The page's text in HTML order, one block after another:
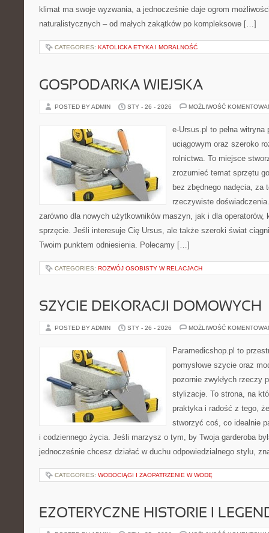
klimat ma swoje wyzwania, a jednocześnie daje ogrom
naturalistycznych – od małych zakątków po kompleksowe […]
CATEGORIES: KATOLICKA ETYKA I MORALNOŚĆ
GOSPODARKA WIEJSKA
POSTED BY ADMIN STY - 26 - 2026 MOŻLIWOŚĆ
e-Ursus.pl to pełna
uciągowym oraz szeroko
rolnictwa. To miejsce
zrozumieć temat sprzętu
bez zbędnego nadęcia, za
rzeczywiste
zarówno dla nowych użytkowników maszyn, jak i dla operatorów,
sprzęcie. Jeśli interesuje Cię Ursus, ale także szeroki świat
Twoim punktem odniesienia. Polecamy […]
CATEGORIES: ROZWÓJ OSOBISTY W RELACJACH
SZYCIE DEKORACJI DOMOWYCH
POSTED BY ADMIN STY - 26 - 2026 MOŻLIWOŚĆ
Paramedicshop.pl to
pomysłowe szycie oraz
pozornie zwykłych rzeczy
stylizacje. To strona, na
praktyka i radość z tego,
stworzyć coś, co idealnie
i codziennego życia. Jeśli marzysz o tym, by Twoja garderoba
jednocześnie chcesz działać w duchu odpowiedzialnego stylu,
CATEGORIES: WODOCIĄGI I ZAOPATRZENIE W WODĘ
EZOTERYCZNE HISTORIE I